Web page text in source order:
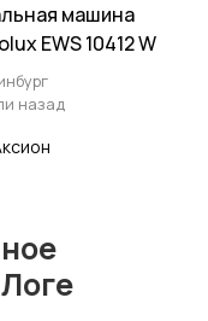
машина
EWS 10412 W
назад